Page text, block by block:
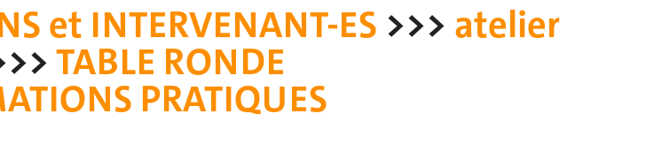
et INTERVENANT-ES >>> atelier
TABLE RONDE
PRATIQUES